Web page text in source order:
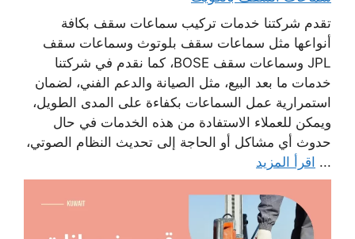
تقدم شركتنا خدمات تركيب سماعات سقف بكافة
أنواعها مثل سماعات سقف بلوتوث وسماعات سقف
JPL وسماعات سقف BOSE، كما نقدم في شركتنا
خدمات ما بعد البيع، مثل الصيانة والدعم الفني، لضمان
استمرارية عمل السماعات بكفاءة على المدى الطويل،
ويمكن للعملاء الاستفادة من هذه الخدمات في حال
حدوث أي مشاكل أو الحاجة إلى تحديث النظام الصوتي،
... اقرأ المزيد